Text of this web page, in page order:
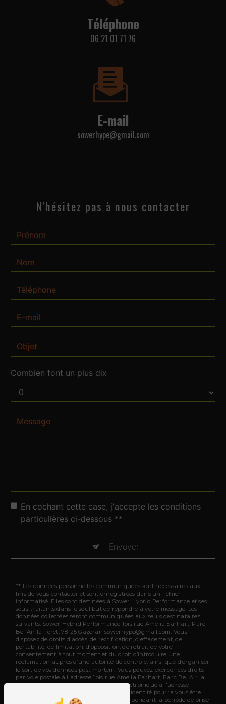
Téléphone
06 21 01 71 76
E-mail
sowerhype@gmail.com
N'hésitez pas à nous contacter
Combien font un plus dix
En cochant cette case, j'accepte les conditions
particulières ci-dessous **
Envoyer
** Les données personnelles communiquées sont nécessaires aux
fins de vous contacter et sont enregistrées dans un fichier
informatisé. Elles sont destinées à Sower Hybrid Performance et ses
sous-traitants dans le seul but de répondre à votre message. Les
données collectées seront communiquées aux seuls destinataires
suivants: Sower Hybrid Performance 1bis rue Amélia Earhart, Parc
Bel Air la Forêt, 78125 Gazeran sowerhype@gmail.com. Vous
disposez de droits d’accès, de rectification, d’effacement, de
portabilité, de limitation, d’opposition, de retrait de votre
consentement à tout moment et du droit d’introduire une
réclamation auprès d’une autorité de contrôle, ainsi que d’organiser
le sort de vos données post-mortem. Vous pouvez exercer ces droits
par voie postale à l'adresse 1bis rue Amélia Earhart, Parc Bel Air la
Forêt, 78125 Gazeran ou par courrier électronique à l'adresse
sowerhype@gmail.com. Un justificatif d'identité pourra vous être
demandé. Nous conservons vos données pendant la période de prise